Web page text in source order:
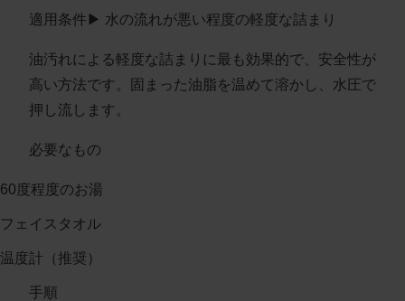
適用条件 ▶︎ 水の流れが悪い程度の軽度な詰まり
油汚れによる軽度な詰まりに最も効果的で、安全性が
高い方法です。固まった油脂を温めて溶かし、水圧で
押し流します。
必要なもの
60度程度のお湯
フェイスタオル
温度計（推奨）
手順